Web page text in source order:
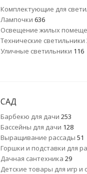
Комплектующие для
Лампочки 636
Освещение жилых
Технические светильники
Уличные светильники 116
САД
Барбекю для дачи 253
Бассейны для дачи 128
Выращивание рассады 51
Горшки и подставки для
Дачная сантехника 29
Детские товары для игр и